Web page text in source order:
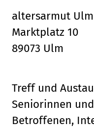
altersarmut Ulm
Marktplatz 10
89073 Ulm
Treff und
Seniorinnen
Betroffenen,